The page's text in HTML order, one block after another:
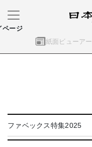
紙面ビューアー
ページ
ファベックス特集2025